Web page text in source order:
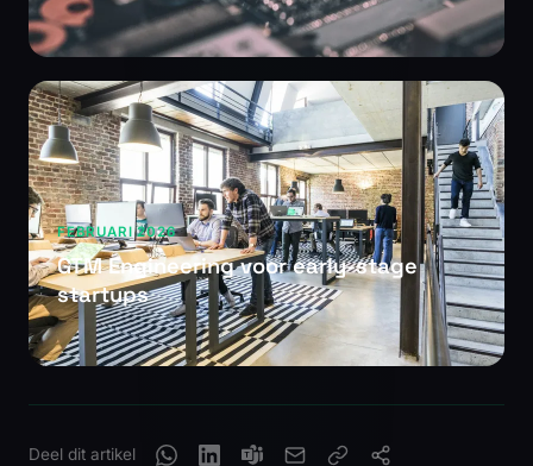
FEBRUARI 2026
GTM Engineering voor early-stage
startups
Deel dit artikel